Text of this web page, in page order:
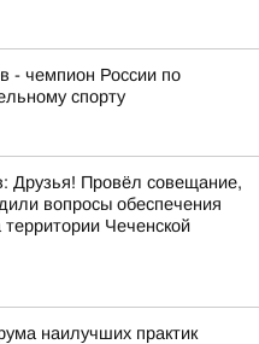
- чемпион России по
спорту
Друзья! Провёл совещание,
вопросы обеспечения
территории Чеченской
наилучших практик